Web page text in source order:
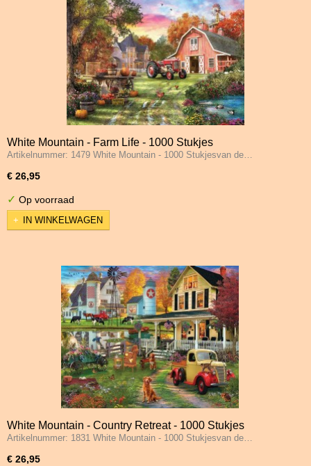
White Mountain - Farm Life - 1000 Stukjes
Artikelnummer: 1479 White Mountain - 1000 Stukjesvan de…
€ 26,95
✓ Op voorraad
IN WINKELWAGEN
White Mountain - Country Retreat - 1000 Stukjes
Artikelnummer: 1831 White Mountain - 1000 Stukjesvan de…
€ 26,95